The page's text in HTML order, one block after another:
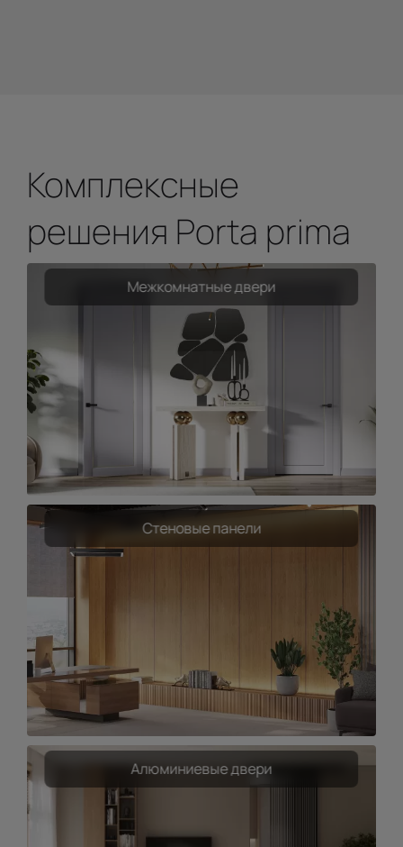
Комплексные
решения Porta prima
Межкомнатные двери
Стеновые панели
Алюминиевые двери